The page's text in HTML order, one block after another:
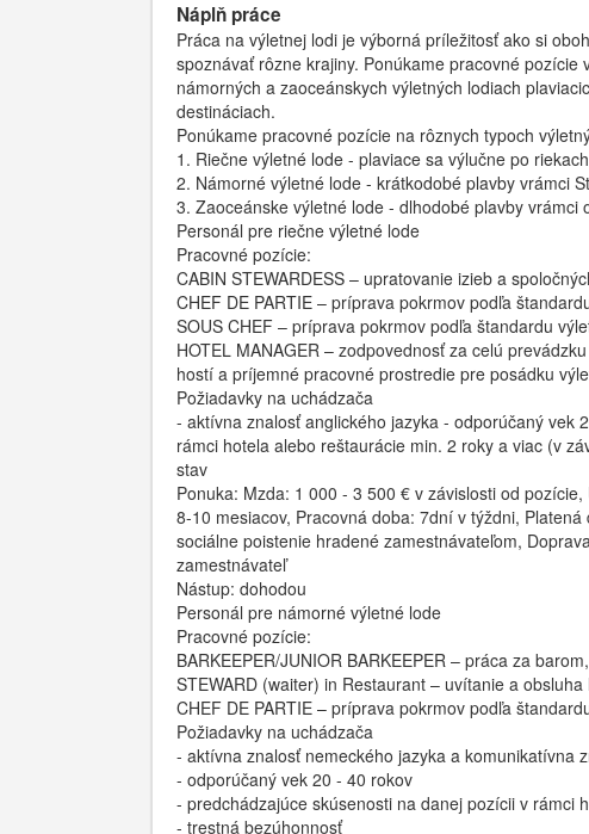
Náplň práce
Práca na výletnej lodi je výborná príležitosť ako si
spoznávať rôzne krajiny. Ponúkame pracovné
námorných a zaoceánskych výletných lodiach
destináciach.
Ponúkame pracovné pozície na rôznych typoch
1. Riečne výletné lode - plaviace sa výlučne po
2. Námorné výletné lode - krátkodobé plavby vrámci
3. Zaoceánske výletné lode - dlhodobé plavby vrámci
Personál pre riečne výletné lode
Pracovné pozície:
CABIN STEWARDESS – upratovanie izieb a
CHEF DE PARTIE – príprava pokrmov podľa
SOUS CHEF – príprava pokrmov podľa štandardu
HOTEL MANAGER – zodpovednosť za celú
hostí a príjemné pracovné prostredie pre posádku
Požiadavky na uchádzača
- aktívna znalosť anglického jazyka - odporúčaný vek
rámci hotela alebo reštaurácie min. 2 roky a viac (v
stav
Ponuka: Mzda: 1 000 - 3 500 € v závislosti od
8-10 mesiacov, Pracovná doba: 7dní v týždni,
sociálne poistenie hradené zamestnávateľom,
zamestnávateľ
Nástup: dohodou
Personál pre námorné výletné lode
Pracovné pozície:
BARKEEPER/JUNIOR BARKEEPER – práca za
STEWARD (waiter) in Restaurant – uvítanie a
CHEF DE PARTIE – príprava pokrmov podľa
Požiadavky na uchádzača
- aktívna znalosť nemeckého jazyka a komunikatívna
- odporúčaný vek 20 - 40 rokov
- predchádzajúce skúsenosti na danej pozícii v rámci
- trestná bezúhonnosť